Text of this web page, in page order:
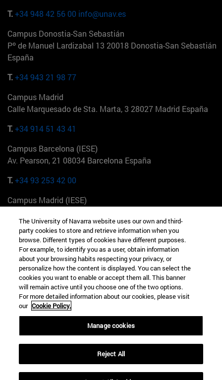
T.+34 948 42 56 00 info@unav.es
Campus Donostia-San Sebastián
Pº de Manuel Lardizabal 13 20018 Donostia-San Sebastián
España
T.+34 943 21 98 77
Campus Madrid
Calle Marquesado de Sta. Marta, 3 28027 Madrid España
T.+34 914 51 43 41
Campus Barcelona (IESE)
Av. Pearson, 21 08034 Barcelona España
T.+34 93 253 42 00
Campus Madrid (IESE)
+34 912 11 30 00
Campus Nueva York (IESE)
165 W 57th St 10019-2201 Nueva York EE.UU
+1 646 346 8850
Campus Munich (IESE)
Maria-Theresia-Straße 15 81675 Múnich Alemania
+49 89 24209790
Campus Sao Paulo (IESE)
Rua Martiniano de Carvalho, 573 01321001 Bela Vista Brasil
The University of Navarra website uses our own and third-
party cookies to store and retrieve information when you
browse. Different types of cookies have different purposes.
For example, to identify you as a user, obtain information
about your browsing habits respecting your privacy, or
personalize how the content is displayed. You can select the
cookies you want to enable or accept them all. This banner
will remain active until you choose one of the two options.
For more detailed information about our cookies, please visit
our Cookie Policy.
Manage cookies
Reject All